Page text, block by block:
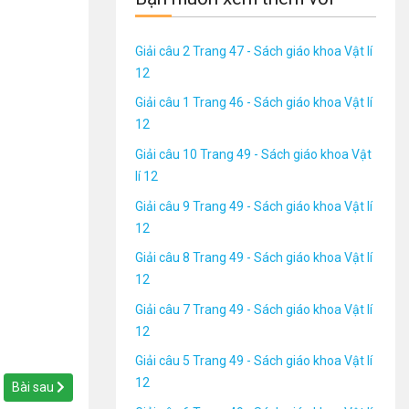
Bài sau
Giải câu 2 Trang 47 - Sách giáo khoa Vật lí
12
Giải câu 1 Trang 46 - Sách giáo khoa Vật lí
12
Giải câu 10 Trang 49 - Sách giáo khoa Vật
lí 12
Giải câu 9 Trang 49 - Sách giáo khoa Vật lí
12
Giải câu 8 Trang 49 - Sách giáo khoa Vật lí
12
Giải câu 7 Trang 49 - Sách giáo khoa Vật lí
12
Giải câu 5 Trang 49 - Sách giáo khoa Vật lí
12